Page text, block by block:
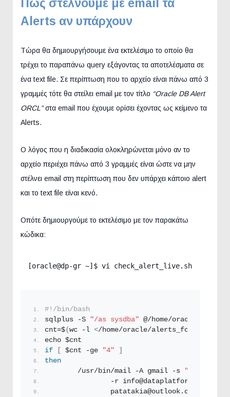
Πώς στέλνουμε με email τα
Alerts αν υπάρχουν
Τώρα θα δημιουργήσουμε ένα εκτελέσιμο το οποίο θα
τρέχει το παραπάνω query εξάγοντας τα αποτελέσματα σε
ένα text file. Σε περίπτωση που το αρχείο είναι πάνω από 3
γραμμές τότε θα στείλει email με τον τίτλο “Oracle DB Alert
ORCL”στα email που έχουμε ορίσει έχοντας ως κείμενο τα
Alerts.
Ο λόγος που η διαδικασία ολοκληρώνεται μόνο αν το
αρχείο περιέχει πάνω από 3 γραμμές είναι ώστε να μην
στέλνει email στη περίπτωση που δεν υπάρχει κάποιο alert
και το text file είναι κενό.
Οπότε δημιουργούμε το εκτελέσιμο με τον παρακάτω
κώδικα:
[oracle@dp-gr ~]$ vi check_alert_live.sh
#!/bin/bash
sqlplus -S
"/as sysdba" @/home/oracle/
cnt=$(wc -l </home/oracle/alerts_formail.
echo $cnt
if
[ $cnt -ge "4"
]
then
        /usr/bin/mail -A gmail -s
"Oracle DB
                -r info@dataplatform.
                patatakia@outlook.
com